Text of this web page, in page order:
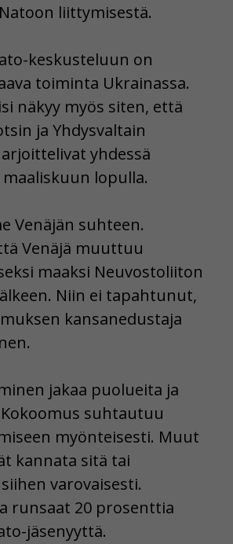
liittymisestä.
keskusteluun on
toiminta Ukrainassa.
näkyy myös siten, että
ja Yhdysvaltain
yhdessä
maaliskuun lopulla.
Venäjän suhteen.
Venäjä muuttuu
maaksi Neuvostoliiton
Niin ei tapahtunut,
kansanedustaja
jakaa puolueita ja
suhtautuu
myönteisesti. Muut
kannata sitä tai
varovaisesti.
runsaat 20 prosenttia
jäsenyyttä.